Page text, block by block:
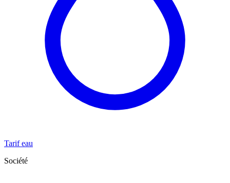
Tarif eau
Société